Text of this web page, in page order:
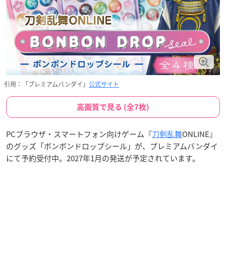
引用：「プレミアムバンダイ」 公式サイト
高画質で見る (全7枚)
PCブラウザ・スマートフォン向けゲーム『刀剣乱舞ONLINE』
のグッズ「ボンボンドロップシール」が、プレミアムバンダイ
にて予約受付中。2027年1月の発送が予定されています。